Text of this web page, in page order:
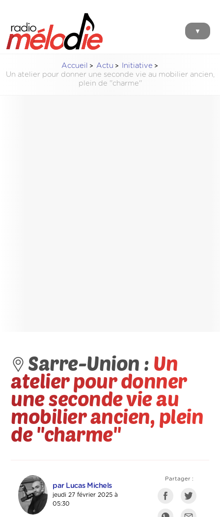
▼
Accueil Actu
Initiative
Un atelier pour donner une seconde vie au mobilier ancien,
plein de ''charme''
Sarre-Union : Un
atelier pour donner
une seconde vie au
mobilier ancien, plein
de ''charme''
par Lucas Michels
jeudi 27 février 2025 à
05:30
Partager :